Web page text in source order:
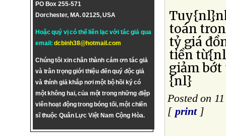
PO Box 255-571
Dorchester, MA. 02125, USA
Hoặc quý vị có thể liên lạc với tác giả qua
email:dcbinh38@hotmail.com
Chúng tôi xin chân thành cám ơn tác giả
và trân trọng giới thiệu đến quý độc giả
và thính giả khắp nơi một bộ hồi ký có
một không hai, của một trong những điệp
viên hoạt động trong bóng tối, một chiến
sĩ thuộc Quân Lực Việt Nam Cộng Hòa.
toán
tỷ giá
tiền
giảm
{nl}
Posted on
[ print]